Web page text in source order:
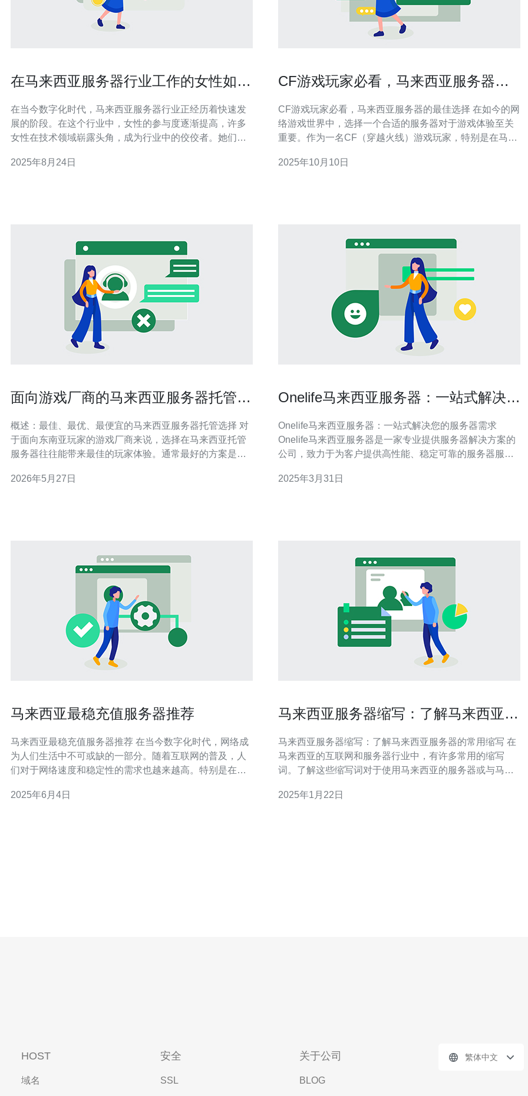
在马来西亚服务器行业工作的女性如何
在当今数字化时代，马来西亚服务器行业正经历着快速发
展的阶段。在这个行业中，女性的参与度逐渐提高，许多
女性在技术领域崭露头角，成为行业中的佼佼者。她们不
面做出了重要贡献。无论是在大型企业，还是在初创公
2025年8月24日
CF游戏玩家必看，马来西亚服务器的
CF游戏玩家必看，马来西亚服务器的最佳选择 在如今的网
络游戏世界中，选择一个合适的服务器对于游戏体验至关
重要。作为一名CF（穿越火线）游戏玩家，特别是在马来
和稳定性。以下是你必须知道的三大要点： 1. 低延迟：选
2025年10月10日
面向游戏厂商的马来西亚服务器托管延
概述：最佳、最优、最便宜的马来西亚服务器托管选择 对
于面向东南亚玩家的游戏厂商来说，选择在马来西亚托管
服务器往往能带来最佳的玩家体验。通常最好的方案是采
与最低延迟；最佳的性价比（即最便宜且可接受延迟）的
2026年5月27日
Onelife马来西亚服务器：一站式解决您
Onelife马来西亚服务器：一站式解决您的服务器需求
Onelife马来西亚服务器是一家专业提供服务器解决方案的
公司，致力于为客户提供高性能、稳定可靠的服务器服
亚服务器采用最先进的技术，保证服务器的稳定性和安全
2025年3月31日
马来西亚最稳充值服务器推荐
马来西亚最稳充值服务器推荐 在当今数字化时代，网络成
为人们生活中不可或缺的一部分。随着互联网的普及，人
们对于网络速度和稳定性的需求也越来越高。特别是在马
值服务器显得尤为重要。 稳定的充值服务器可以确保您在
2025年6月4日
马来西亚服务器缩写：了解马来西亚服
马来西亚服务器缩写：了解马来西亚服务器的常用缩写 在
马来西亚的互联网和服务器行业中，有许多常用的缩写
词。了解这些缩写词对于使用马来西亚的服务器或与马来
马来西亚服务器缩写，帮助您更好地理解和使用马来西亚
2025年1月22日
HOST
域名
安全
SSL
关于公司
BLOG
繁体中文